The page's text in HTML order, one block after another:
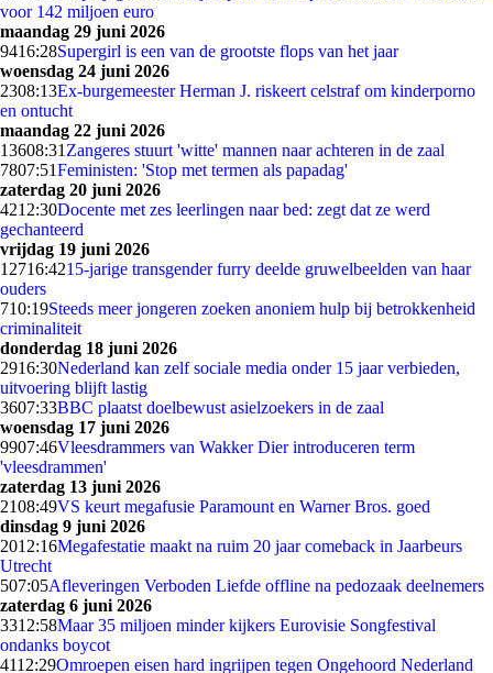
voor 142 miljoen euro
maandag 29 juni 2026
9416:28Supergirl is een van de grootste flops van het jaar
woensdag 24 juni 2026
2308:13Ex-burgemeester Herman J. riskeert celstraf om kinderporno
en ontucht
maandag 22 juni 2026
13608:31 Zangeres stuurt 'witte' mannen naar achteren in de zaal
7807:51Feministen: 'Stop met termen als papadag'
zaterdag 20 juni 2026
4212:30Docente met zes leerlingen naar bed: zegt dat ze werd
gechanteerd
vrijdag 19 juni 2026
12716:4215-jarige transgender furry deelde gruwelbeelden van haar
ouders
710:19Steeds meer jongeren zoeken anoniem hulp bij betrokkenheid
criminaliteit
donderdag 18 juni 2026
2916:30Nederland kan zelf sociale media onder 15 jaar verbieden,
uitvoering blijft lastig
3607:33BBC plaatst doelbewust asielzoekers in de zaal
woensdag 17 juni 2026
9907:46Vleesdrammers van Wakker Dier introduceren term
'vleesdrammen'
zaterdag 13 juni 2026
2108:49VS keurt megafusie Paramount en Warner Bros. goed
dinsdag 9 juni 2026
2012:16Megafestatie maakt na ruim 20 jaar comeback in Jaarbeurs
Utrecht
507:05Afleveringen Verboden Liefde offline na pedozaak deelnemers
zaterdag 6 juni 2026
3312:58Maar 35 miljoen minder kijkers Eurovisie Songfestival
ondanks boycot
4112:29Omroepen eisen hard ingrijpen tegen Ongehoord Nederland